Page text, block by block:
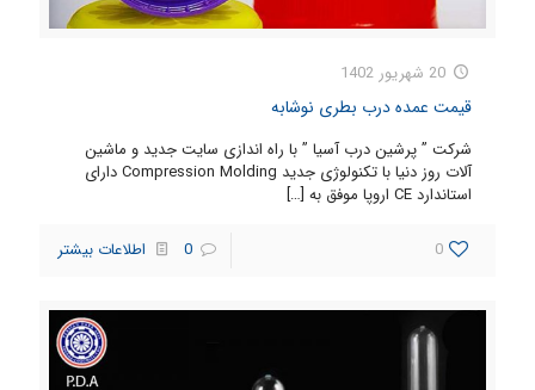
20 شهریور 1402
قیمت عمده درب بطری نوشابه
شرکت ” پرشین درب آسیا ” با راه اندازی سایت جدید و ماشین
آلات روز دنیا با تکنولوژی جدید Compression Molding دارای
استاندارد CE اروپا موفق به
[…]
0
0 اطلاعات بیشتر